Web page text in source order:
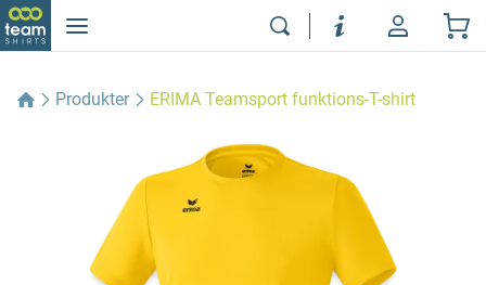
Produkter ERIMA Teamsport funktions-T-shirt